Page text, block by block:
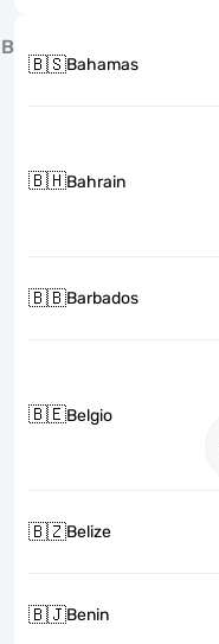
B
🇧🇸Bahamas
🇧🇭Bahrain
🇧🇧Barbados
🇧🇪Belgio
🇧🇿Belize
🇧🇯Benin